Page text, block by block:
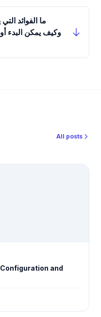
ما الفوائد
All posts
Configuration and